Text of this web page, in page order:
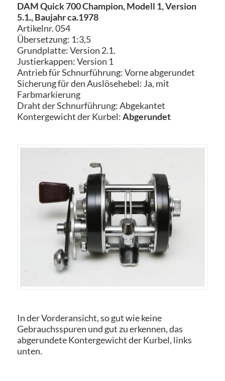
DAM Quick 700 Champion, Modell 1, Version
5.1., Baujahr ca.1978
Artikelnr. 054
Übersetzung: 1:3,5
Grundplatte: Version 2.1.
Justierkappen: Version 1
Antrieb für Schnurführung: Vorne abgerundet
Sicherung für den Auslösehebel: Ja, mit
Farbmarkierung
Draht der Schnurführung: Abgekantet
Kontergewicht der Kurbel:Abgerundet
In der Vorderansicht, so gut wie keine
Gebrauchsspuren und gut zu erkennen, das
abgerundete Kontergewicht der Kurbel, links
unten.